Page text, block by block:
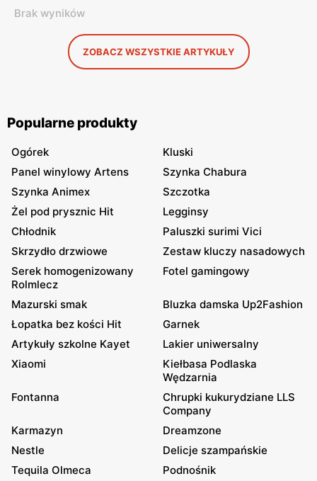
Brak wyników
ZOBACZ WSZYSTKIE ARTYKUŁY
Popularne produkty
Ogórek
Kluski
Panel winylowy Artens
Szynka Chabura
Szynka Animex
Szczotka
Żel pod prysznic Hit
Legginsy
Chłodnik
Paluszki surimi Vici
Skrzydło drzwiowe
Zestaw kluczy nasadowych
Serek homogenizowany
Rolmlecz
Fotel gamingowy
Mazurski smak
Bluzka damska Up2Fashion
Łopatka bez kości Hit
Garnek
Artykuły szkolne Kayet
Lakier uniwersalny
Xiaomi
Kiełbasa Podlaska
Wędzarnia
Fontanna
Chrupki kukurydziane LLS
Company
Karmazyn
Dreamzone
Nestle
Delicje szampańskie
Tequila Olmeca
Podnośnik